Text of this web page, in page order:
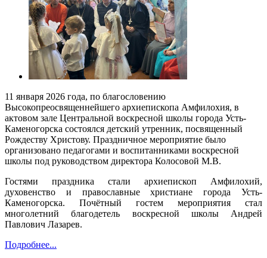
11 января 2026 года, по благословению
Высокопреосвященнейшего архиепископа Амфилохия, в
актовом зале Центральной воскресной школы города Усть-
Каменогорска состоялся детский утренник, посвященный
Рождеству Христову. Праздничное мероприятие было
организовано педагогами и воспитанниками воскресной
школы под руководством директора Колосовой М.В.
Гостями праздника стали архиепископ Амфилохий,
духовенство и православные христиане города Усть-
Каменогорска. Почётный гостем мероприятия стал
многолетний благодетель воскресной школы Андрей
Павлович Лазарев.
Подробнее...